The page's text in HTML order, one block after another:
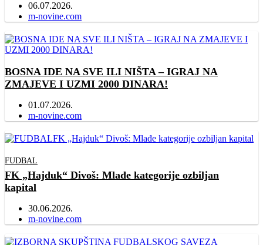
06.07.2026.
Author
m-novine.com
BOSNA IDE NA SVE ILI NIŠTA – IGRAJ NA
ZMAJEVE I UZMI 2000 DINARA!
01.07.2026.
Author
m-novine.com
FUDBAL
FK „Hajduk“ Divoš: Mlađe kategorije ozbiljan
kapital
30.06.2026.
Author
m-novine.com